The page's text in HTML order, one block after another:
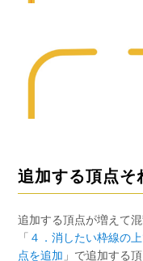
追加する頂点そ
追加する頂点が増えて
「 ４．消したい枠線の
点を追加 」で追加する